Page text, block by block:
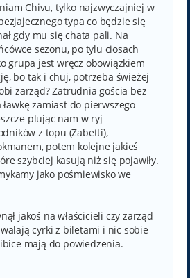
Chivu, tylko najzwyczajniej w
typa co będzie się
gdy mu się chata pali. Na
sezonu, po tylu ciosach
grupa jest wręcz obowiązkiem
bo tak i chuj, potrzeba świeżej
zarząd? Zatrudnia gościa bez
zamiast do pierwszego
plując nam w ryj
z topu (Zabetti),
potem kolejne jakieś
szybciej kasują niż się pojawiły.
jako pośmiewisko we
jakoś na właścicieli czy zarząd
cyrki z biletami i nic sobie
mają do powiedzenia.